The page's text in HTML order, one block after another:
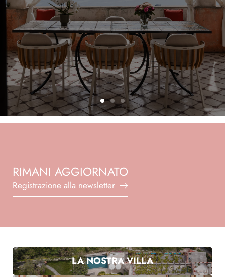
Villa San Giacomo
Un sogno su misura
La culla degli Dei
IT EN
RIMANI AGGIORNATO
Registrazione alla newsletter
LA NOSTRA VILLA
Registrazione alla newsletter
Famiglia Signor Signora